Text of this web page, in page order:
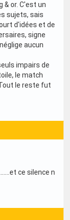
& or. C'est un
sujets, sais
d'idées et de
signe
aucun
impairs de
le match
le reste fut
ce silence n